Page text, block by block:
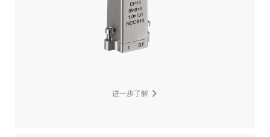
进一步了解